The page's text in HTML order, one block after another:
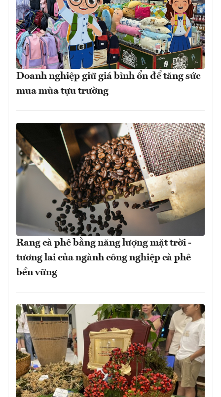
Doanh nghiệp giữ giá bình ổn để tăng sức
mua mùa tựu trường
Rang cà phê bằng năng lượng mặt trời -
tương lai của ngành công nghiệp cà phê
bền vững